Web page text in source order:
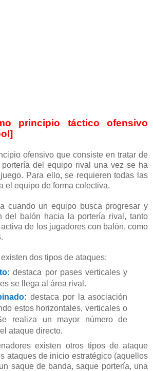
principio táctico ofensivo
ofensivo que consiste en tratar de
portería del equipo rival una vez se ha
Para ello, se requieren todas las
el equipo de forma colectiva.
cuando un equipo busca progresar y
del balón hacia la portería rival, tanto
de los jugadores con balón, como
dos tipos de ataques:
destaca por pases verticales y
se llega al área rival.
destaca por la asociación
estos horizontales, verticales o
realiza un mayor número de
ataque directo.
existen otros tipos de ataque
ataques de inicio estratégico (aquellos
saque de banda, saque portería, una